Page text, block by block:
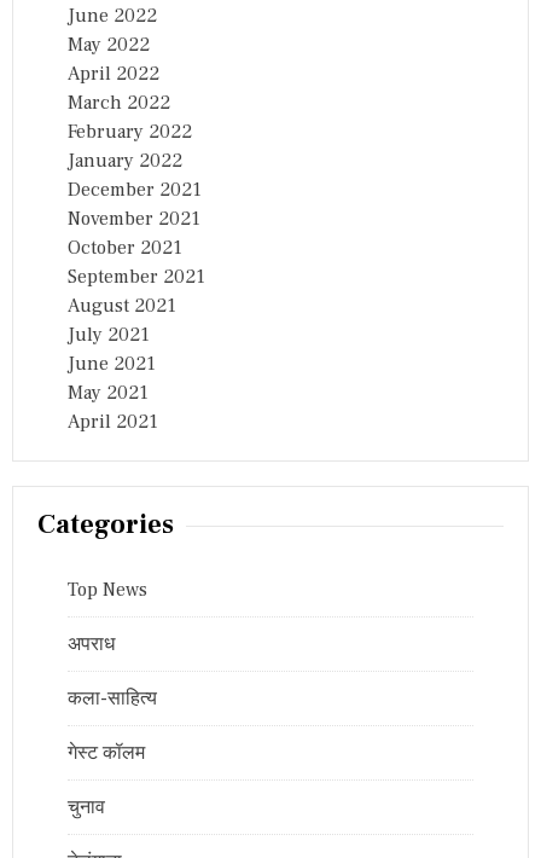
June 2022
May 2022
April 2022
March 2022
February 2022
January 2022
December 2021
November 2021
October 2021
September 2021
August 2021
July 2021
June 2021
May 2021
April 2021
Categories
Top News
अपराध
कला-साहित्य
गेस्ट कॉलम
चुनाव